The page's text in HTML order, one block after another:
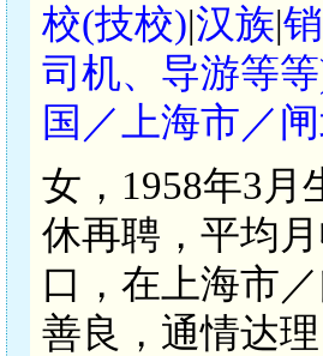
校(技校)|汉族|
司机、导游等
国／上海市／
女，1958年3月
休再聘，平均
口，在上海市
善良，通情达